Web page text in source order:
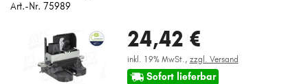
Art.-Nr. 75989
24,42 €
inkl. 19% MwSt., zzgl. Versand
Sofort lieferbar